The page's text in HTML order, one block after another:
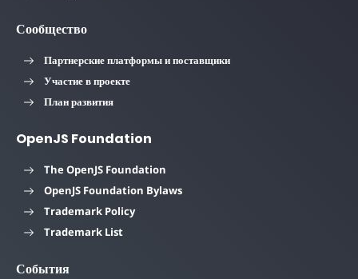
Сообщество
Партнерские платформы и поставщики
Участие в проекте
План развития
OpenJS Foundation
The OpenJS Foundation
OpenJS Foundation Bylaws
Trademark Policy
Trademark List
События